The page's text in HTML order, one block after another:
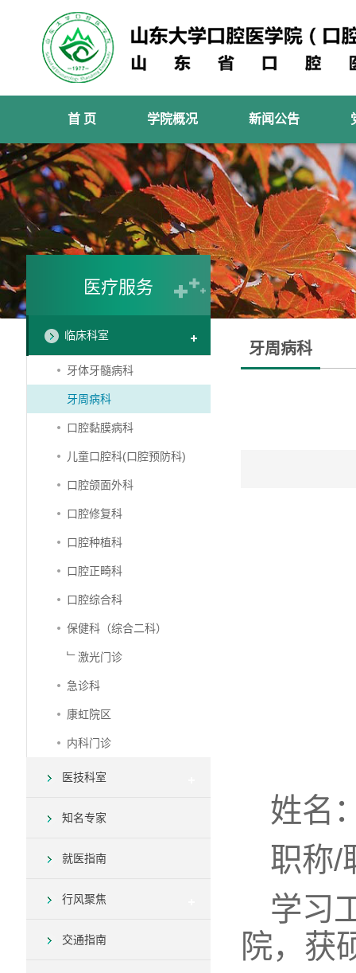
首 页 学院概况 新闻公告
医疗服务
临床科室
牙体牙髓病科
牙周病科
口腔黏膜病科
儿童口腔科(口腔预防科)
口腔颌面外科
口腔修复科
口腔种植科
口腔正畸科
口腔综合科
保健科（综合二科）
﹂激光门诊
急诊科
康虹院区
内科门诊
医技科室
知名专家
就医指南
行风聚焦
交通指南
牙周病科
姓名
职称/
学习
院，获